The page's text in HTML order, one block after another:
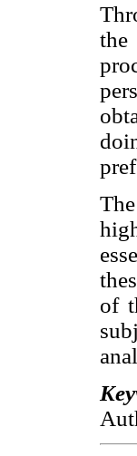
the
of